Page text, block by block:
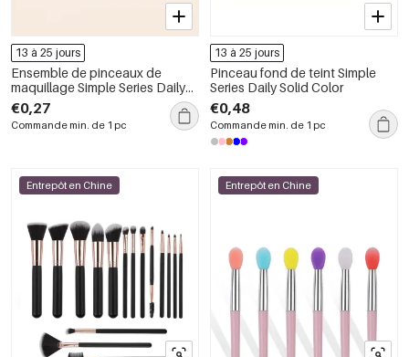
13 à 25 jours
Ensemble de pinceaux de
maquillage Simple Series Daily
Color Mixed Gradient Color
€0,27
Commande min. de 1 pc
13 à 25 jours
Pinceau fond de teint Simple
Series Daily Solid Color
€0,48
Commande min. de 1 pc
Entrepôt en Chine Entrepôt en Chine